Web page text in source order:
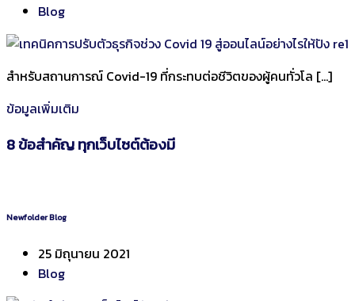
Blog
สำหรับสถานการณ์ Covid-19 ที่กระทบต่อชีวิตของผู้คนทั่วโล […]
ข้อมูลเพิ่มเติม
8 ข้อสำคัญ ทุกเว็บไซต์ต้องมี
Newfolder Blog
25 มิถุนายน 2021
Blog